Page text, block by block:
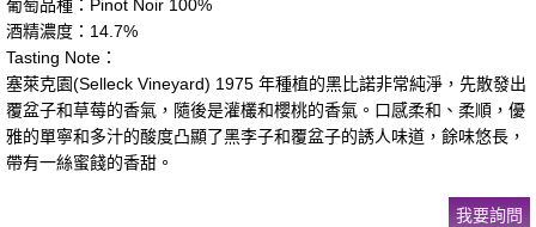
葡萄品種：Pinot Noir 100%
酒精濃度：14.7%
Tasting Note：
塞萊克園(Selleck Vineyard) 1975 年種植的黑比諾非常純淨，先散發出
覆盆子和草莓的香氣，隨後是灌欉和櫻桃的香氣。口感柔和、柔順，優
雅的單寧和多汁的酸度凸顯了黑李子和覆盆子的誘人味道，餘味悠長，
帶有一絲蜜餞的香甜。
我要詢問